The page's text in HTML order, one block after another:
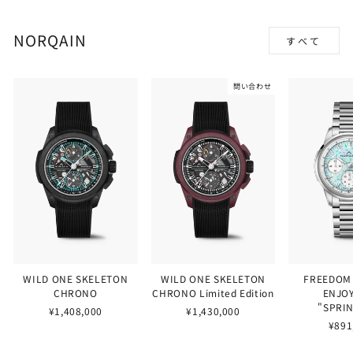
NORQAIN すべて
WILD ONE SKELETON
CHRONO
¥1,408,000
問い合わせ
WILD ONE SKELETON
CHRONO Limited Edition
¥1,430,000